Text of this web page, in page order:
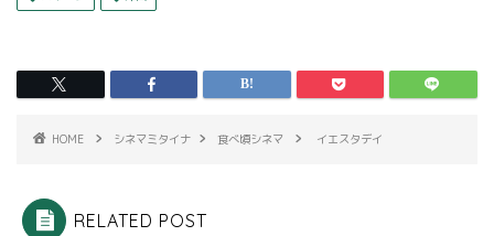
HOME シネマミタイナ 食べ頃シネマ イエスタデイ
RELATED POST